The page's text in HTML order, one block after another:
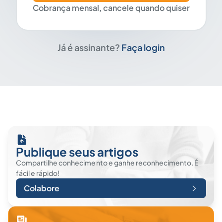
Cobrança mensal, cancele quando quiser
Já é assinante? Faça login
Publique seus artigos
Compartilhe conhecimento e ganhe reconhecimento. É
fácil e rápido!
Colabore